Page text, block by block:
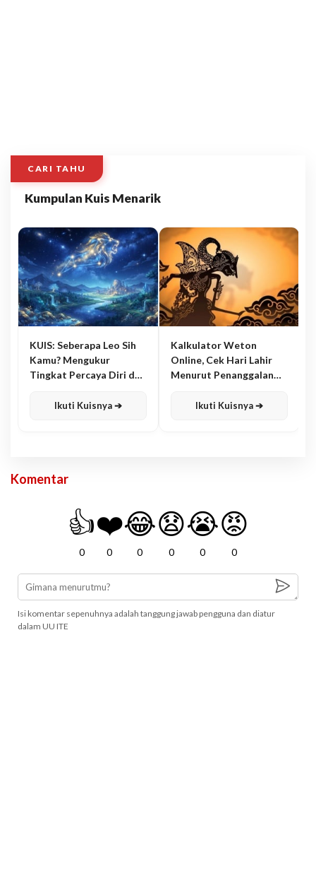
CARI TAHU
Kumpulan Kuis Menarik
KUIS: Seberapa Leo Sih
Kamu? Mengukur
Tingkat Percaya Diri dan
Ikuti Kuisnya ➔
Kalkulator Weton
Online, Cek Hari Lahir
Menurut Penanggalan
Ikuti Kuisnya ➔
Komentar
👍
0
❤️
0
😂
0
😧
0
😭
0
😡
0
Isi komentar sepenuhnya adalah tanggung jawab pengguna dan diatur
dalam UU ITE